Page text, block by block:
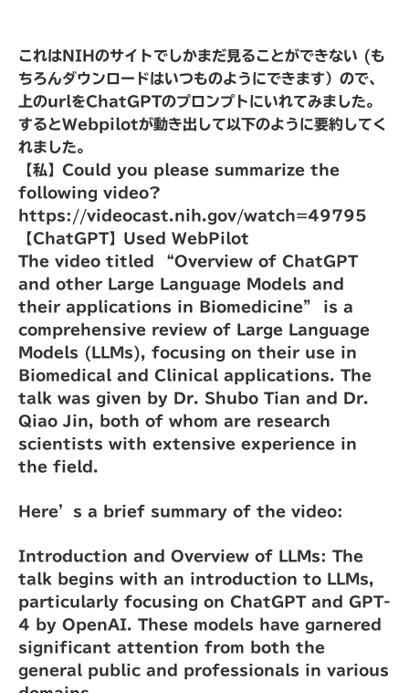
これはNIHのサイトでしかまだ見ることができない (も
ちろんダウンロードはいつものようにできます）ので、
上のurlをChatGPTのプロンプトにいれてみました。
するとWebpilotが動き出して以下のように要約してく
れました。
【私】Could you please summarize the
following video?
https://videocast.nih.gov/watch=49795
【ChatGPT】Used WebPilot
The video titled “Overview of ChatGPT
and other Large Language Models and
their applications in Biomedicine” is a
comprehensive review of Large Language
Models (LLMs), focusing on their use in
Biomedical and Clinical applications. The
talk was given by Dr. Shubo Tian and Dr.
Qiao Jin, both of whom are research
scientists with extensive experience in
the field.
Here’s a brief summary of the video:
Introduction and Overview of LLMs: The
talk begins with an introduction to LLMs,
particularly focusing on ChatGPT and GPT-
4 by OpenAI. These models have garnered
significant attention from both the
general public and professionals in various